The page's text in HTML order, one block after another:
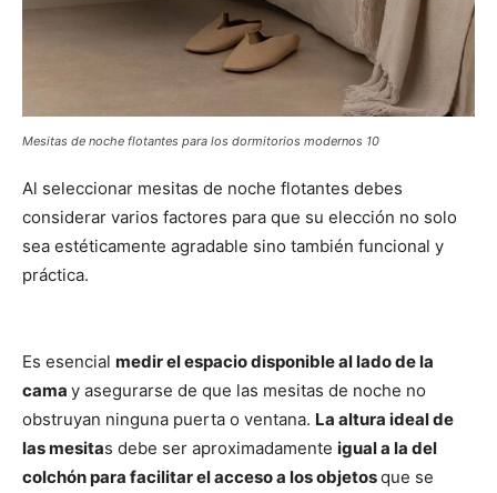
Mesitas de noche flotantes para los dormitorios modernos 10
Al seleccionar mesitas de noche flotantes debes
considerar varios factores para que su elección no solo
sea estéticamente agradable sino también funcional y
práctica.
Es esencial medir el espacio disponible al lado de la
cama y asegurarse de que las mesitas de noche no
obstruyan ninguna puerta o ventana. La altura ideal de
las mesitas debe ser aproximadamente igual a la del
colchón para facilitar el acceso a los objetosque se